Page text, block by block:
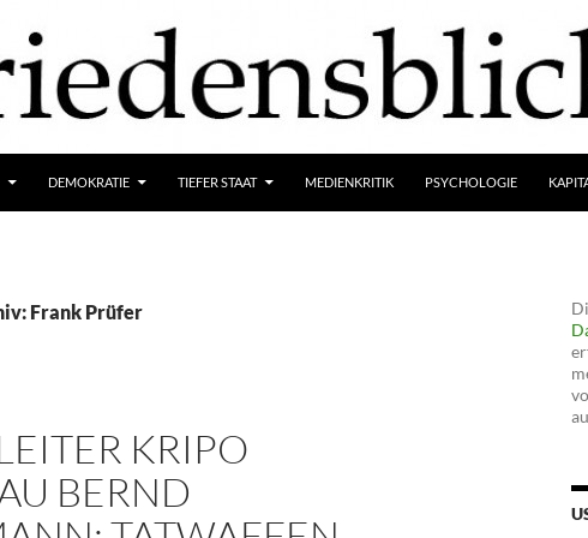
DEMOKRATIE TIEFER STAAT MEDIENKRITIK PSYCHOLOGIE
Frank Prüfer
KRIPO
BERND